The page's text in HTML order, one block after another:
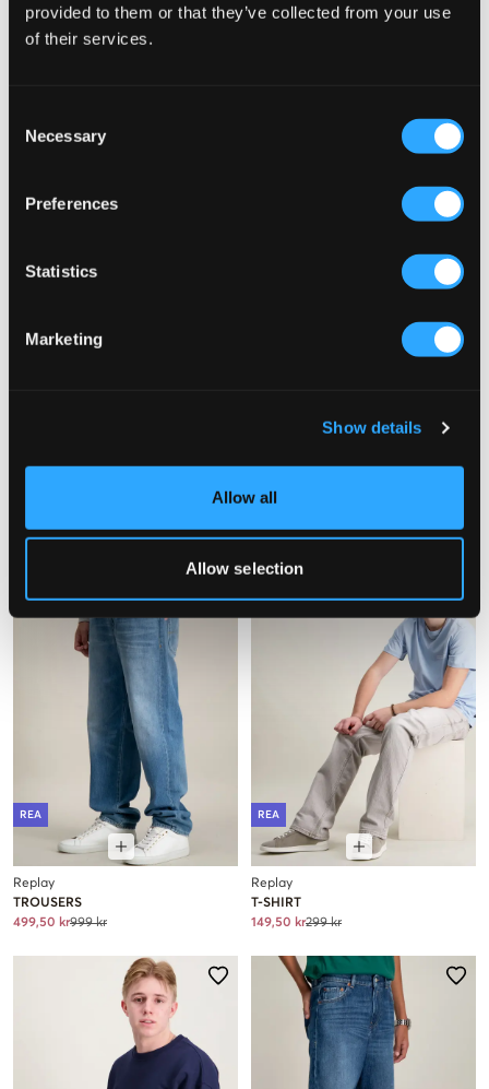
provided to them or that they’ve collected from your use
of their services.
Selection
Necessary
Preferences
Statistics
Marketing
Show details
Allow all
Allow selection
T-SHIRT
REA
Replay
TROUSERS
499,50 kr999 kr
REA
Replay
T-SHIRT
149,50 kr299 kr